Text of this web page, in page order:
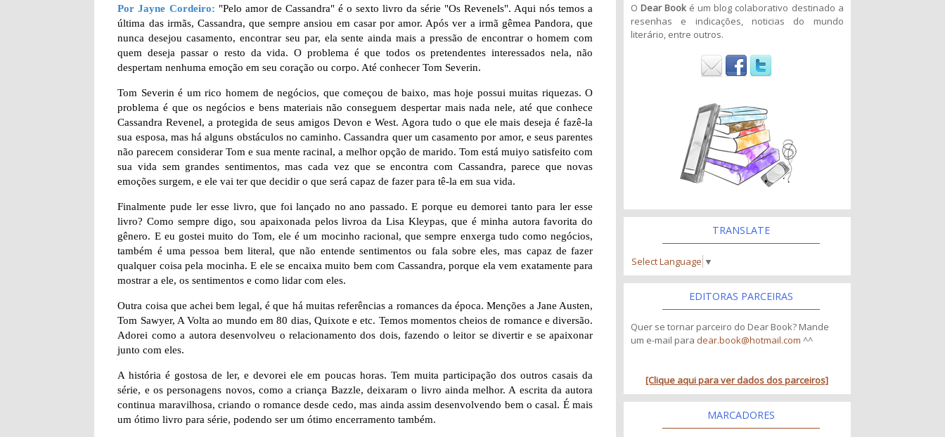
Por Jayne Cordeiro: "Pelo amor de Cassandra" é o sexto livro da série "Os Revenels". Aqui nós temos a
última das irmãs, Cassandra, que sempre ansiou em casar por amor. Após ver a irmã gêmea Pandora, que
nunca desejou casamento, encontrar seu par, ela sente ainda mais a pressão de encontrar o homem com
quem deseja passar o resto da vida. O problema é que todos os pretendentes interessados nela, não
despertam nenhuma emoção em seu coração ou corpo. Até conhecer Tom Severin.
Tom Severin é um rico homem de negócios, que começou de baixo, mas hoje possui muitas riquezas. O
problema é que os negócios e bens materiais não conseguem despertar mais nada nele, até que conhece
Cassandra Revenel, a protegida de seus amigos Devon e West. Agora tudo o que ele mais deseja é fazê-la
sua esposa, mas há alguns obstáculos no caminho. Cassandra quer um casamento por amor, e seus parentes
não parecem considerar Tom e sua mente racinal, a melhor opção de marido. Tom está muiyo satisfeito com
sua vida sem grandes sentimentos, mas cada vez que se encontra com Cassandra, parece que novas
emoções surgem, e ele vai ter que decidir o que será capaz de fazer para tê-la em sua vida.
Finalmente pude ler esse livro, que foi lançado no ano passado. E porque eu demorei tanto para ler esse
livro? Como sempre digo, sou apaixonada pelos livroa da Lisa Kleypas, que é minha autora favorita do
gênero. E eu gostei muito do Tom, ele é um mocinho racional, que sempre enxerga tudo como negócios,
também é uma pessoa bem literal, que não entende sentimentos ou fala sobre eles, mas capaz de fazer
qualquer coisa pela mocinha. E ele se encaixa muito bem com Cassandra, porque ela vem exatamente para
mostrar a ele, os sentimentos e como lidar com eles.
Outra coisa que achei bem legal, é que há muitas referências a romances da época. Menções a Jane Austen,
Tom Sawyer, A Volta ao mundo em 80 dias, Quixote e etc. Temos momentos cheios de romance e diversão.
Adorei como a autora desenvolveu o relacionamento dos dois, fazendo o leitor se divertir e se apaixonar
junto com eles.
A história é gostosa de ler, e devorei ele em poucas horas. Tem muita participação dos outros casais da
série, e os personagens novos, como a criança Bazzle, deixaram o livro ainda melhor. A escrita da autora
continua maravilhosa, criando o romance desde cedo, mas ainda assim desenvolvendo bem o casal. É mais
um ótimo livro para série, podendo ser um ótimo encerramento também.
O Dear Book é um blog colaborativo destinado a
resenhas e indicações, noticias do mundo
literário, entre outros.
TRANSLATE
Select Language ▼
EDITORAS PARCEIRAS
Quer se tornar parceiro do Dear Book? Mande
um e-mail para dear.book@hotmail.com ^^
[Clique aqui para ver dados dos parceiros]
MARCADORES